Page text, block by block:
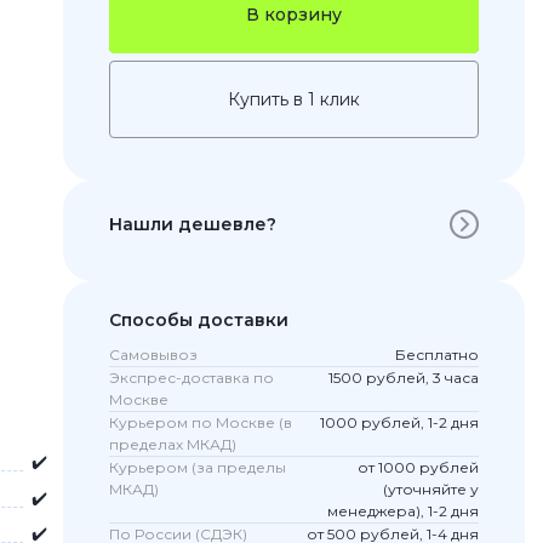
8 Pro
✔️
✔️
✔️
В корзину
Купить в 1 клик
Нашли дешевле?
Способы доставки
Самовывоз
Бесплатно
Экспрес-доставка по
Москве
1500 рублей, 3 часа
Курьером по Москве (в
пределах МКАД)
1000 рублей, 1-2 дня
Курьером (за пределы
МКАД)
от 1000 рублей
(уточняйте у
менеджера), 1-2 дня
По России (СДЭК)
от 500 рублей, 1-4 дня